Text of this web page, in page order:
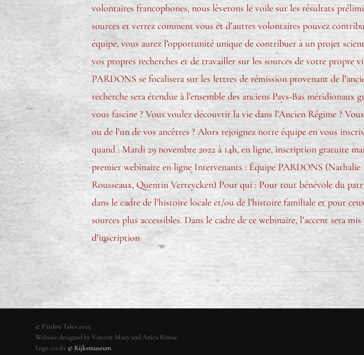
volontaires francophones, nous lèverons le voile sur les résultats
sources et verrez comment vous et d’autres volontaires pouvez
équipe, vous aurez l’opportunité unique de contribuer à un projet
vos propres recherches et de travailler sur les sources de votre propre
PARDONS se focalisera sur les lettres de rémission provenant de
recherche sera étendue à l’ensemble des anciens Pays-Bas
vous fascine ? Vous voulez découvrir la vie dans l’Ancien Régime ?
ou de l’un de vos ancêtres ? Alors rejoignez notre équipe en vous
quand : Mardi 29 novembre 2022 à 14h, en ligne, inscription gratuite
premier webinaire en ligne Intervenants : Équipe PARDONS
Rousseaux, Quentin Verreycken) Pour qui : Pour tout bénévole du
dans le cadre de l’histoire locale et/ou de l’histoire familiale et pour
sources plus accessibles. Dans le cadre de ce webinaire, l’accent sera
d’inscription
© Pardon Tales 2025
Website designed by Vincent Mazy and Anica Rimac
Logo credit © Rijksmuseum